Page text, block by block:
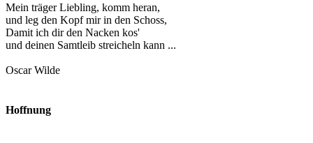
Mein träger Liebling, komm heran,
und leg den Kopf mir in den Schoss,
Damit ich dir den Nacken kos'
und deinen Samtleib streicheln kann ...
Oscar Wilde
Hoffnung